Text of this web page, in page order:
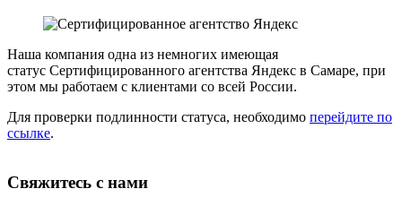
Наша компания одна из немногих имеющая
статус Сертифицированного агентства Яндекс в Самаре, при
этом мы работаем с клиентами со всей России.
Для проверки подлинности статуса, необходимо перейдите по
ссылке.
Свяжитесь с нами